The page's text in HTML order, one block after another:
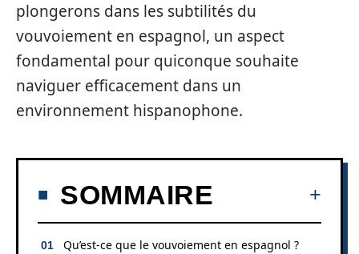
plongerons dans les subtilités du
vouvoiement en espagnol, un aspect
fondamental pour quiconque souhaite
naviguer efficacement dans un
environnement hispanophone.
SOMMAIRE
Qu’est-ce que le vouvoiement en espagnol ?